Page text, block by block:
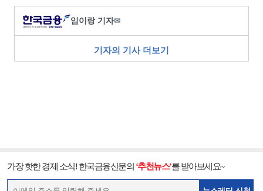
임이랑 기자✉
기자의 기사 더보기
가장 핫한 경제 소식! 한국금융신문의 ‘추천뉴스’를 받아보세요~